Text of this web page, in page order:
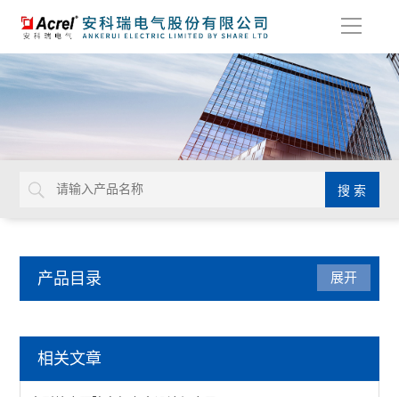
导
产品目录
DDS/DTS/ADL系列电能计量表
展开
相关文章